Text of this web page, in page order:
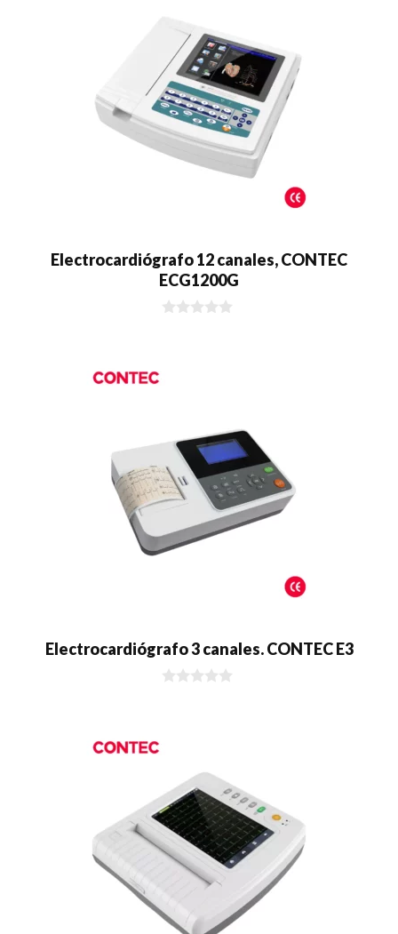
Electrocardiógrafo 12 canales, CONTEC
ECG1200G
Electrocardiógrafo 3 canales. CONTEC E3